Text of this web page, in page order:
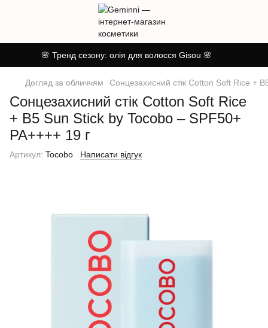
🌸 Тренд сезону: олія для волосся Gisou 🌸
Догляд за обличчям Сонцезахисний стік Cotton Soft Rice +
Сонцезахисний стік Cotton Soft Rice
+ B5 Sun Stick by Tocobo – SPF50+
PA++++ 19 г
Артикул: Tocobo Написати відгук